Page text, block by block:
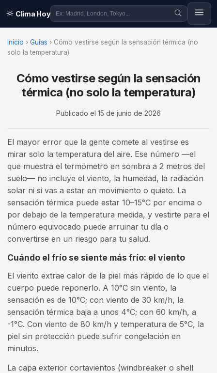
Clima Hoy
Inicio › Guías › Cómo vestirse según la sensación térmica (no
solo la temperatura)
Cómo vestirse según la sensación
térmica (no solo la temperatura)
Publicado el 15 de junio de 2026
El mayor error que la gente comete al vestirse es
mirar solo la temperatura del aire. Ese número —el
que muestra el termómetro en sombra a 2 metros del
suelo— no incluye el viento, la humedad, la radiación
solar ni si vas a estar en movimiento o quieto. La
sensación térmica puede estar 10–15°C por encima o
por debajo de la temperatura medida, y vestirte para el
número equivocado puede arruinar tu día o
convertirse en un riesgo para tu salud.
Cuándo el frío se siente más frío: el viento
El viento extrae calor de la piel más rápido de lo que el
cuerpo puede reponerlo. A 10°C sin viento, la
sensación es de 10°C; con viento de 30 km/h, la
sensación térmica baja a unos 4°C; con 60 km/h, a
-1°C. Con viento de 80 km/h y temperatura de 5°C, la
piel sin protección puede sufrir congelación en
minutos.
La capa exterior cortavientos (windbreaker o shell